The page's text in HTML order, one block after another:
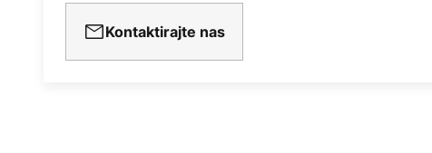
Kontaktirajte nas